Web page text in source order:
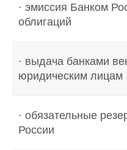
· эмиссия Банком
облигаций
· выдача банками
юридическим лицам
· обязательные
России